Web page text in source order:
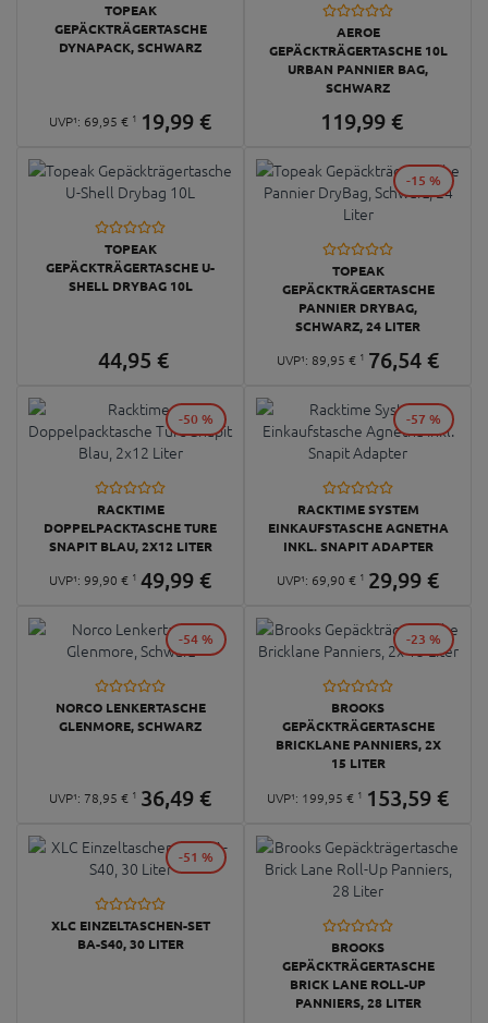
TOPEAK
GEPÄCKTRÄGERTASCHE
DYNAPACK, SCHWARZ
UVP¹: 69, 95 € 1 19,99€
AEROE
GEPÄCKTRÄGERTASCHE 10L
URBAN PANNIER BAG,
SCHWARZ
119,99 €
TOPEAK
GEPÄCKTRÄGERTASCHE U-
SHELL DRYBAG 10L
44,95 €
TOPEAK
GEPÄCKTRÄGERTASCHE
PANNIER DRYBAG,
SCHWARZ, 24 LITER
UVP¹: 89, 95 € 1 76,54€
-15 %
RACKTIME
DOPPELPACKTASCHE TURE
SNAPIT BLAU, 2X12 LITER
UVP¹: 99, 90 € 1 49,99€
-50 %
RACKTIME SYSTEM
EINKAUFSTASCHE AGNETHA
INKL. SNAPIT ADAPTER
UVP¹: 69, 90 € 1 29,99€
-57 %
NORCO LENKERTASCHE
GLENMORE, SCHWARZ
UVP¹: 78, 95 € 1 36,49€
-54 %
BROOKS
GEPÄCKTRÄGERTASCHE
BRICKLANE PANNIERS, 2X
15 LITER
UVP¹: 199, 95 € 1 153,59€
-23 %
XLC EINZELTASCHEN-SET
BA-S40, 30 LITER
-51 %
BROOKS
GEPÄCKTRÄGERTASCHE
BRICK LANE ROLL-UP
PANNIERS, 28 LITER